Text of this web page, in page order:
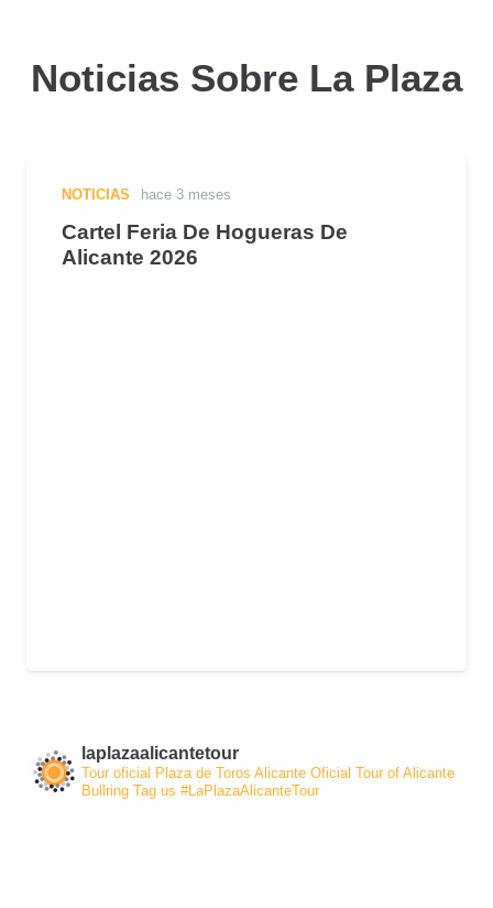
Noticias Sobre La Plaza
NOTICIAS hace 3 meses
Cartel Feria De Hogueras De
Alicante 2026
laplazaalicantetour
Tour oficial Plaza de Toros Alicante Oficial Tour of Alicante
Bullring Tag us #LaPlazaAlicanteTour